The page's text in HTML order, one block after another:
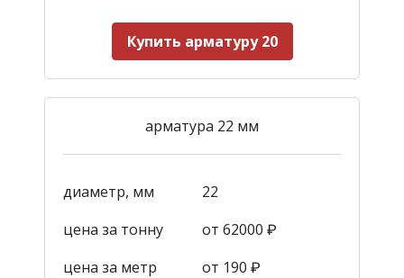
Купить арматуру 20
арматура 22 мм
диаметр, мм
22
цена за тонну
от 62000 ₽
цена за метр
от 190 ₽